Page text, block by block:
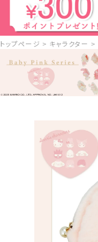
トップページ キャラクター